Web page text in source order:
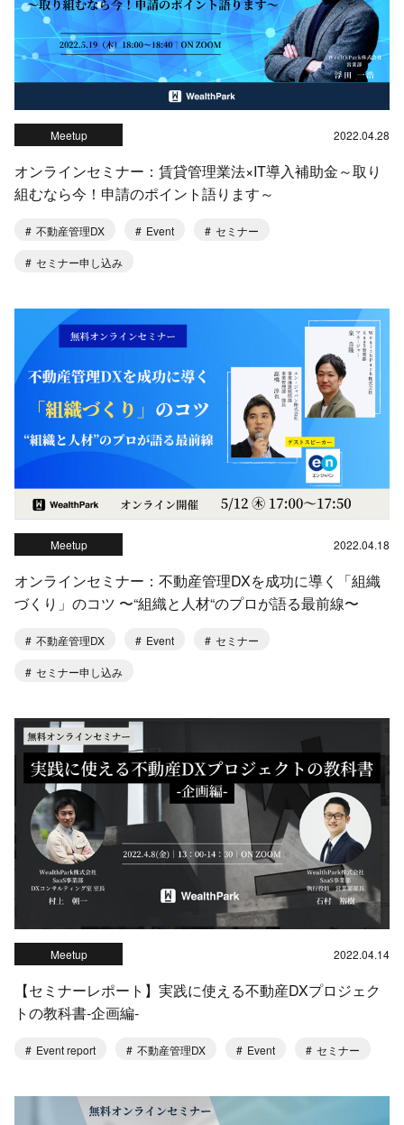
Meetup 2022.04.28
オンラインセミナー：賃貸管理業法×IT導入補助金～取り
組むなら今！申請のポイント語ります～
不動産管理DX Event セミナー
セミナー申し込み
Meetup 2022.04.18
オンラインセミナー：不動産管理DXを成功に導く「組織
づくり」のコツ 〜“組織と人材“のプロが語る最前線〜
不動産管理DX Event セミナー
セミナー申し込み
Meetup 2022.04.14
【セミナーレポート】実践に使える不動産DXプロジェク
トの教科書‐企画編‐
Event report 不動産管理DX Event セミナー